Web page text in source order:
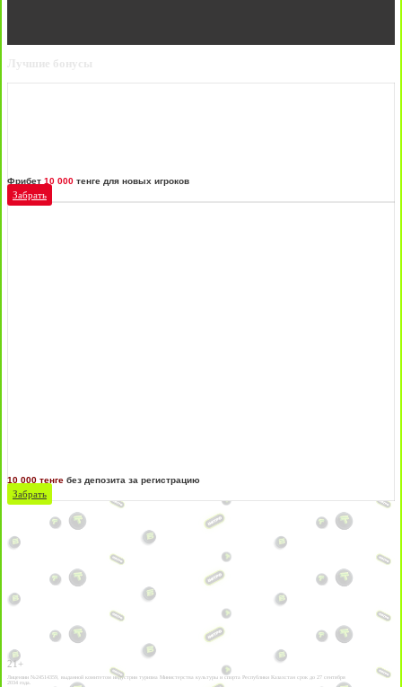
Лучшие бонусы
Фрибет 10 000 тенге для новых игроков
Забрать
10 000 тенге без депозита за регистрацию
Забрать
21+
Лицензии №24514359, выданной комитетом индустрии туризма Министерства культуры и спорта Республики Казахстан срок до 27 сентября
2034 года.